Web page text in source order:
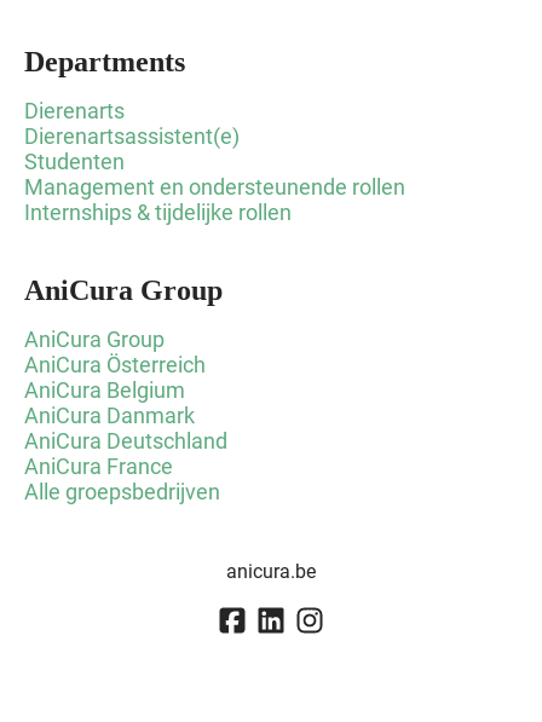
Departments
Dierenarts
Dierenartsassistent(e)
Studenten
Management en ondersteunende rollen
Internships & tijdelijke rollen
AniCura Group
AniCura Group
AniCura Österreich
AniCura Belgium
AniCura Danmark
AniCura Deutschland
AniCura France
Alle groepsbedrijven
anicura.be